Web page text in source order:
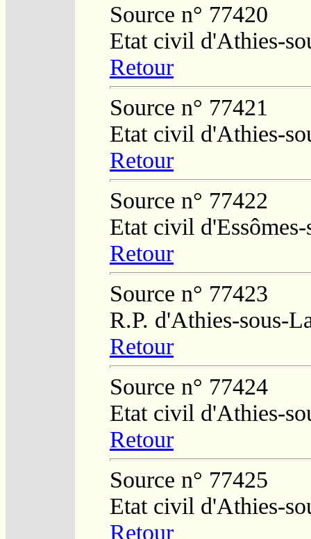
Source n° 77420
Etat civil d'Athies-
Retour
Source n° 77421
Etat civil d'Athies-
Retour
Source n° 77422
Etat civil
Retour
Source n° 77423
R.P. d'Athies-sous-
Retour
Source n° 77424
Etat civil d'Athies-
Retour
Source n° 77425
Etat civil d'Athies-
Retour